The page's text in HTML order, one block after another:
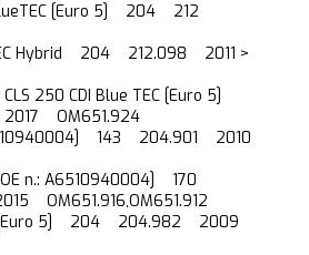
[Euro 5] 204 212
Hybrid 204 212.098 2011 >
250 CDI Blue TEC [Euro 5]
OM651.924
143 204.901 2010
n.: A6510940004] 170
OM651.916,OM651.912
[Euro 5] 204 204.982 2009